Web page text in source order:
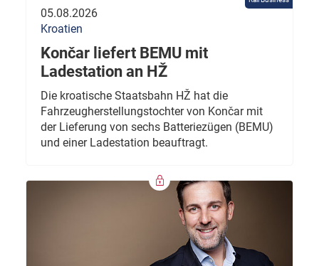
05.08.2026
Kroatien
Končar liefert BEMU mit
Ladestation an HŽ
Die kroatische Staatsbahn HŽ hat die
Fahrzeugherstellungstochter von Končar mit
der Lieferung von sechs Batteriezügen (BEMU)
und einer Ladestation beauftragt.